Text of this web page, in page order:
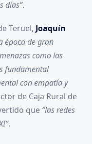
días”.
Teruel, Joaquín
época de gran
como las
fundamental
con empatía y
de Caja Rural de
que “las redes
.